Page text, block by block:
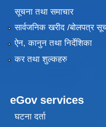
सूचना तथा समाचार
सार्वजनिक खरीद /बोलपत्र
ऐन, कानुन तथा निर्देशिका
कर तथा शुल्कहरु
eGov services
घटना दर्ता